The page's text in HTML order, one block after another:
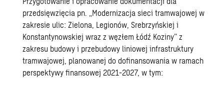
przedsięwzięcia pn. „Modernizacja sieci tramwajowej w
zakresie ulic: Zielona, Legionów, Srebrzyńskiej i
Konstantynowskiej wraz z węzłem Łódź Koziny” z
zakresu budowy i przebudowy liniowej infrastruktury
tramwajowej, planowanej do dofinansowania w ramach
perspektywy finansowej 2021-2027, w tym: